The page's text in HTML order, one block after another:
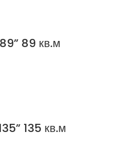
89 кв.м
135 кв.м